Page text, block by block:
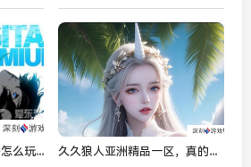
女神异闻录3reload爬塔怎么玩 p3re爬塔玩法攻略 久久狼人亚洲精品一区，真的存在吗？